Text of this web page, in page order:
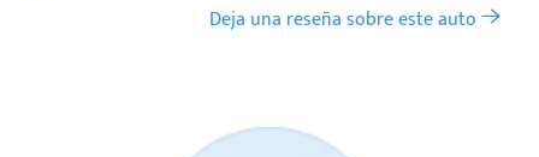
Deja una reseña sobre este auto